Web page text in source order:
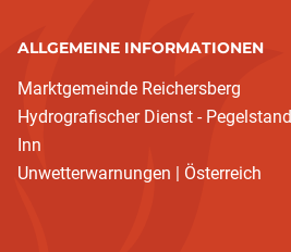
ALLGEMEINE INFORMATIONEN
Marktgemeinde Reichersberg
Hydrografischer Dienst - Pegelstand
Inn
Unwetterwarnungen | Österreich